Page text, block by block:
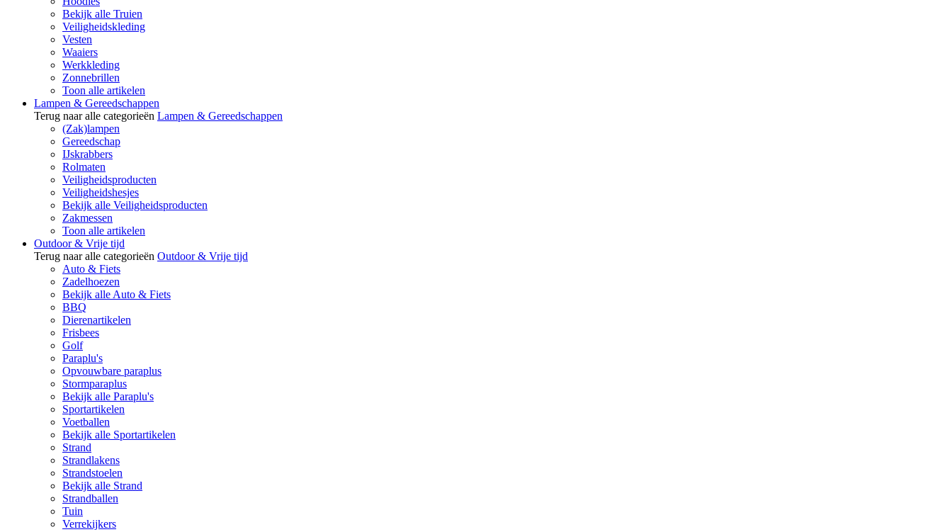
Bekijk alle Truien
Veiligheidskleding
Vesten
Waaiers
Werkkleding
Zonnebrillen
Toon alle artikelen
Lampen & Gereedschappen
Terug naar alle categorieën Lampen & Gereedschappen
(Zak)lampen
Gereedschap
IJskrabbers
Rolmaten
Veiligheidsproducten
Veiligheidshesjes
Bekijk alle Veiligheidsproducten
Zakmessen
Toon alle artikelen
Outdoor & Vrije tijd
Terug naar alle categorieën Outdoor & Vrije tijd
Auto & Fiets
Zadelhoezen
Bekijk alle Auto & Fiets
BBQ
Dierenartikelen
Frisbees
Golf
Paraplu's
Opvouwbare paraplus
Stormparaplus
Bekijk alle Paraplu's
Sportartikelen
Voetballen
Bekijk alle Sportartikelen
Strand
Strandlakens
Strandstoelen
Bekijk alle Strand
Strandballen
Tuin
Verrekijkers